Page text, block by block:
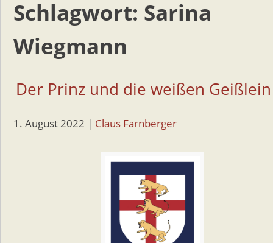
Schlagwort: Sarina
Wiegmann
Der Prinz und die weißen Geißlein
1. August 2022 | Claus Farnberger